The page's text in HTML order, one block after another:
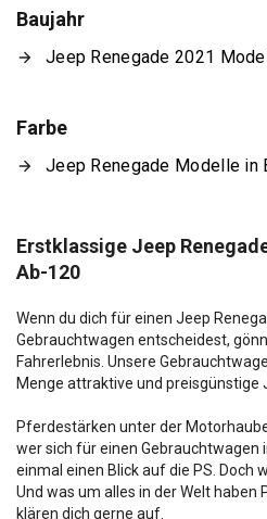
Baujahr
Jeep Renegade 2021
Farbe
Jeep Renegade Modelle in
Erstklassige Jeep
Ab-120
Wenn du dich für einen Jeep
Gebrauchtwagen entscheidest,
Fahrerlebnis. Unsere
Menge attraktive und preisgünstige
Pferdestärken unter der
wer sich für einen
einmal einen Blick auf die PS. Doch
Und was um alles in der Welt
klären dich gerne auf.